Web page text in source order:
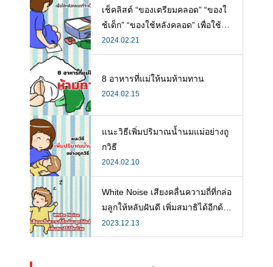
เช็คลิสต์ “ของเตรียมคลอด” “ของใ
ช้เด็ก” “ของใช้หลังคลอด” เพื่อใช้ห
ลังคลอดที่จำเป็น
2024.02.21
8 อาหารที่แม่ให้นมห้ามทาน
2024.02.15
แนะวิธีเพิ่มปริมาณน้ำนมแม่อย่างถู
กวิธี
2024.02.10
White Noise เสียงคลื่นความถี่ที่กล่อ
มลูกให้หลับฝันดี เพิ่มสมาธิได้อีกด้ว
ย
2023.12.13